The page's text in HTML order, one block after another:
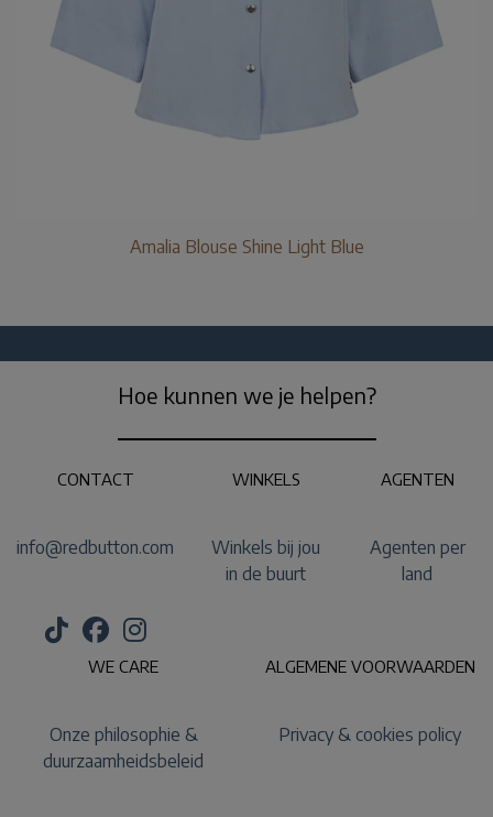
Amalia Blouse Shine Light Blue
Hoe kunnen we je helpen?
CONTACT
info@redbutton.com
WINKELS
Winkels bij jou
in de buurt
AGENTEN
Agenten per
land
WE CARE
Onze philosophie &
duurzaamheidsbeleid
ALGEMENE VOORWAARDEN
Privacy & cookies policy